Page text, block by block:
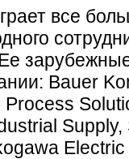
все
Bauer
Electric